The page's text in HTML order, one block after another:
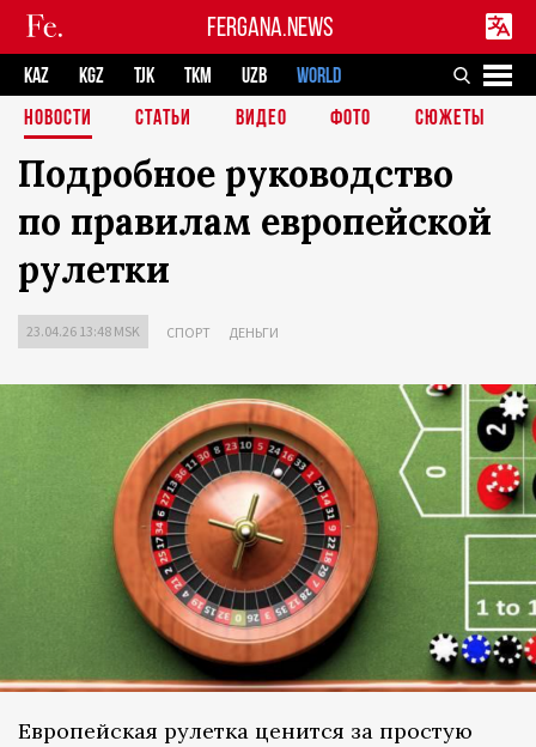
FERGANA.NEWS
KAZ KGZ TJK TKM UZB
WORLD
НОВОСТИ
СТАТЬИ ВИДЕО ФОТО СЮЖЕТЫ
Подробное руководство
по правилам европейской
рулетки
23.04.26 13:48 MSK СПОРТ ДЕНЬГИ
Европейская рулетка ценится за простую